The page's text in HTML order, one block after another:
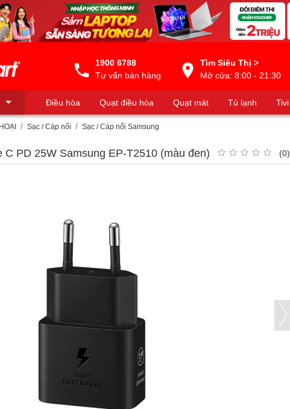
1900 6788
Tư vấn bán hàng
Tìm Siêu Thị >
Mở cửa: 8:00 - 21:30
Điều hòa Quạt điều hòa Quạt mát Tủ lạnh Tivi
Máy lọc nước
Sạc / Cáp nối Sạc / Cáp nối Samsung
C PD 25W Samsung EP-T2510 (màu đen) (0)